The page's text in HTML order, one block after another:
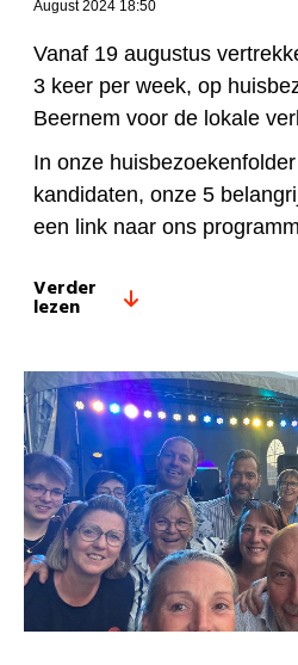
August 2024 18:50
Vanaf 19 augustus
3 keer per week, op
Beernem voor de lokale
In onze
kandidaten, onze 5
een link naar ons
Verder
lezen